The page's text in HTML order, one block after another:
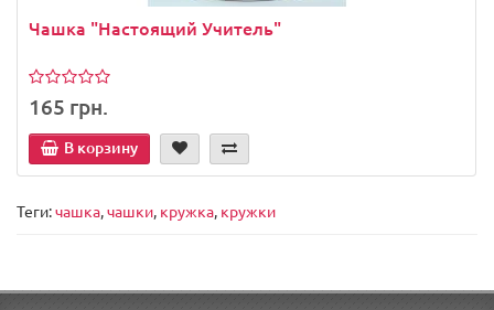
Чашка "Настоящий Учитель"
165 грн.
В корзину
Теги:чашка,чашки, кружка, кружки